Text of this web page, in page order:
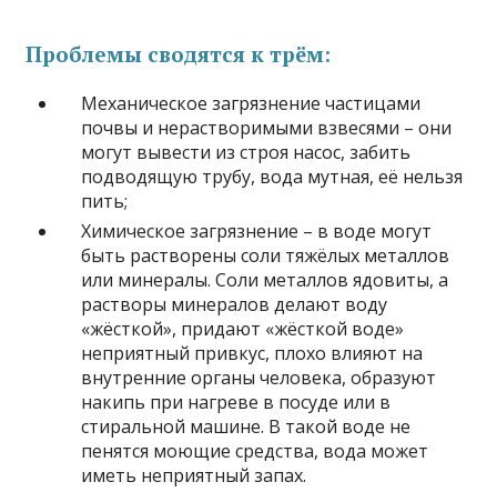
Проблемы сводятся к трём:
Механическое загрязнение частицами
почвы и нерастворимыми взвесями – они
могут вывести из строя насос, забить
подводящую трубу, вода мутная, её нельзя
пить;
Химическое загрязнение – в воде могут
быть растворены соли тяжёлых металлов
или минералы. Соли металлов ядовиты, а
растворы минералов делают воду
«жёсткой», придают «жёсткой воде»
неприятный привкус, плохо влияют на
внутренние органы человека, образуют
накипь при нагреве в посуде или в
стиральной машине. В такой воде не
пенятся моющие средства, вода может
иметь неприятный запах.